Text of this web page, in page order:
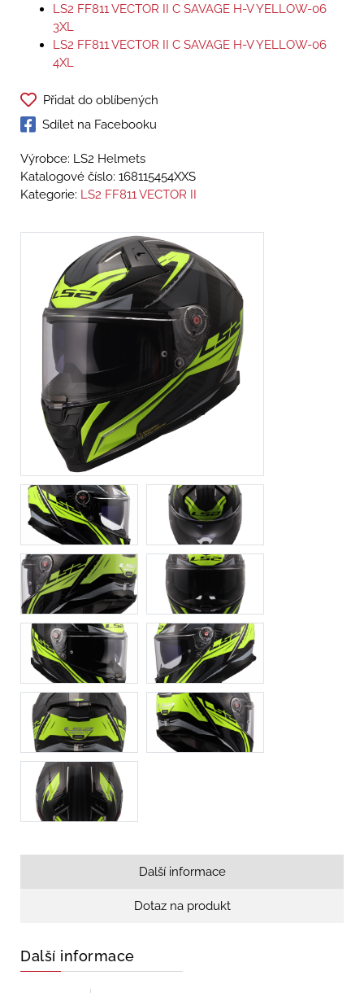
LS2 FF811 VECTOR II C SAVAGE H-V YELLOW-06
3XL
LS2 FF811 VECTOR II C SAVAGE H-V YELLOW-06
4XL
Přidat do oblíbených
Sdílet na Facebooku
Výrobce: LS2 Helmets
Katalogové číslo: 168115454XXS
Kategorie: LS2 FF811 VECTOR II
Další informace
Dotaz na produkt
Další informace